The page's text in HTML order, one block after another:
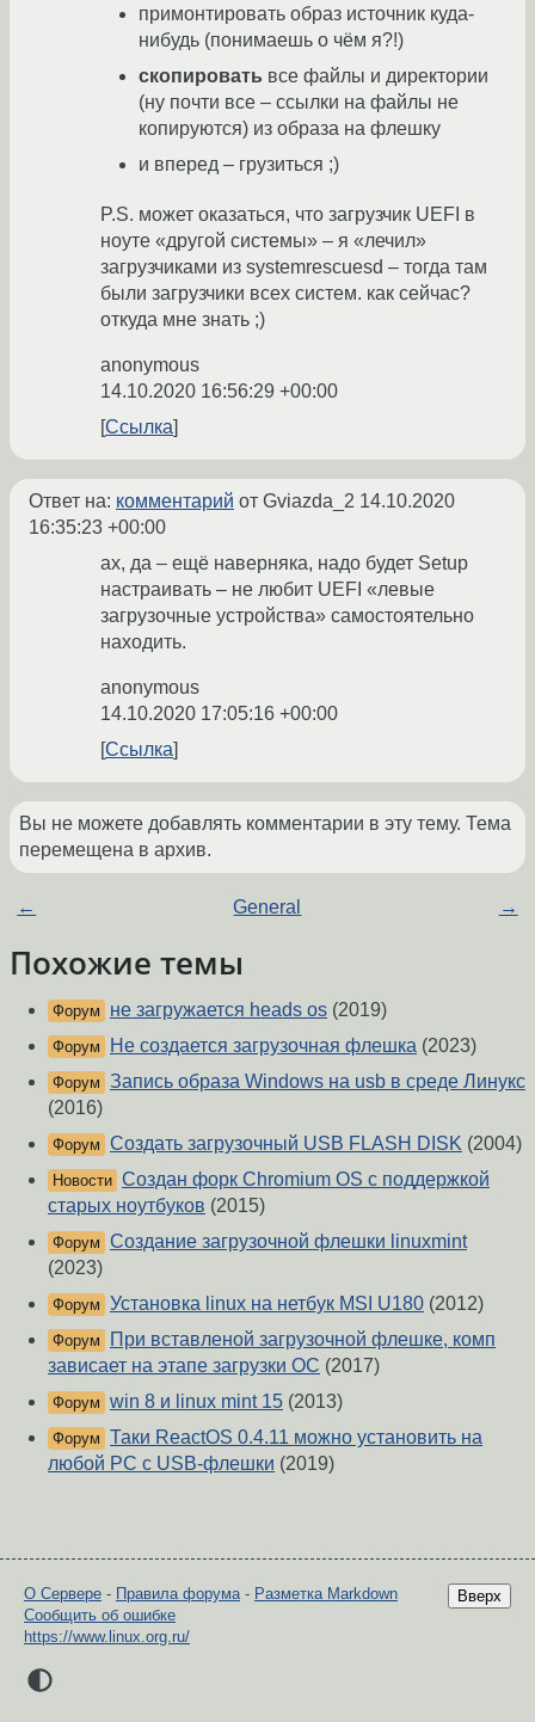
примонтировать образ источник куда-
нибудь (понимаешь о чём я?!)
скопировать все файлы и директории
(ну почти все – ссылки на файлы не
копируются) из образа на флешку
и вперед – грузиться ;)
P.S. может оказаться, что загрузчик UEFI в
ноуте «другой системы» – я «лечил»
загрузчиками из systemrescuesd – тогда там
были загрузчики всех систем. как сейчас?
откуда мне знать ;)
anonymous
14.10.2020 16:56:29 +00:00
Ссылка
Ответ на: комментарий от Gviazda_2 14.10.2020
16:35:23 +00:00
ах, да – ещё наверняка, надо будет Setup
настраивать – не любит UEFI «левые
загрузочные устройства» самостоятельно
находить.
anonymous
14.10.2020 17:05:16 +00:00
Ссылка
Вы не можете добавлять комментарии в эту тему. Тема
перемещена в архив.
← General →
Похожие темы
Форум не загружается heads os (2019)
Форум Не создается загрузочная флешка (2023)
Форум Запись образа Windows на usb в среде Линукс
(2016)
Форум Создать загрузочный USB FLASH DISK (2004)
Новости Создан форк Chromium OS с поддержкой
старых ноутбуков (2015)
Форум Создание загрузочной флешки linuxmint
(2023)
Форум Установка linux на нетбук MSI U180 (2012)
Форум
При вставленой загрузочной флешке, комп
зависает на этапе загрузки ОС (2017)
Форум win 8 и linux mint 15 (2013)
Форум Таки ReactOS 0.4.11 можно установить на
любой PC с USB-флешки (2019)
Вверх
О Сервере - Правила форума- Разметка Markdown
Сообщить об ошибке
https://www.linux.org.ru/